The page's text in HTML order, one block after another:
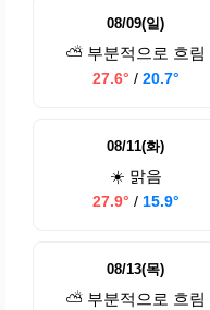
08/09(일)
⛅ 부분적으로 흐림
27.6° / 20.7°
08/11(화)
☀️ 맑음
27.9° / 15.9°
08/13(목)
⛅ 부분적으로 흐림